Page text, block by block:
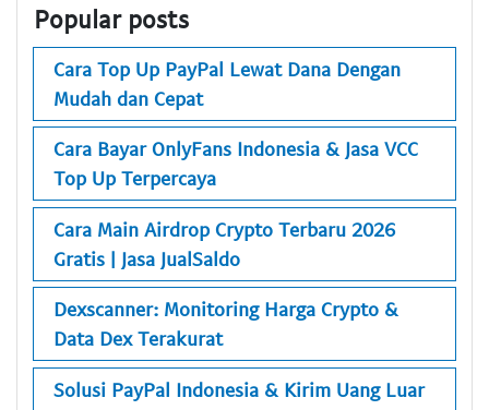
Popular posts
Cara Top Up PayPal Lewat Dana Dengan
Mudah dan Cepat
Cara Bayar OnlyFans Indonesia & Jasa VCC
Top Up Terpercaya
Cara Main Airdrop Crypto Terbaru 2026
Gratis | Jasa JualSaldo
Dexscanner: Monitoring Harga Crypto &
Data Dex Terakurat
Solusi PayPal Indonesia & Kirim Uang Luar